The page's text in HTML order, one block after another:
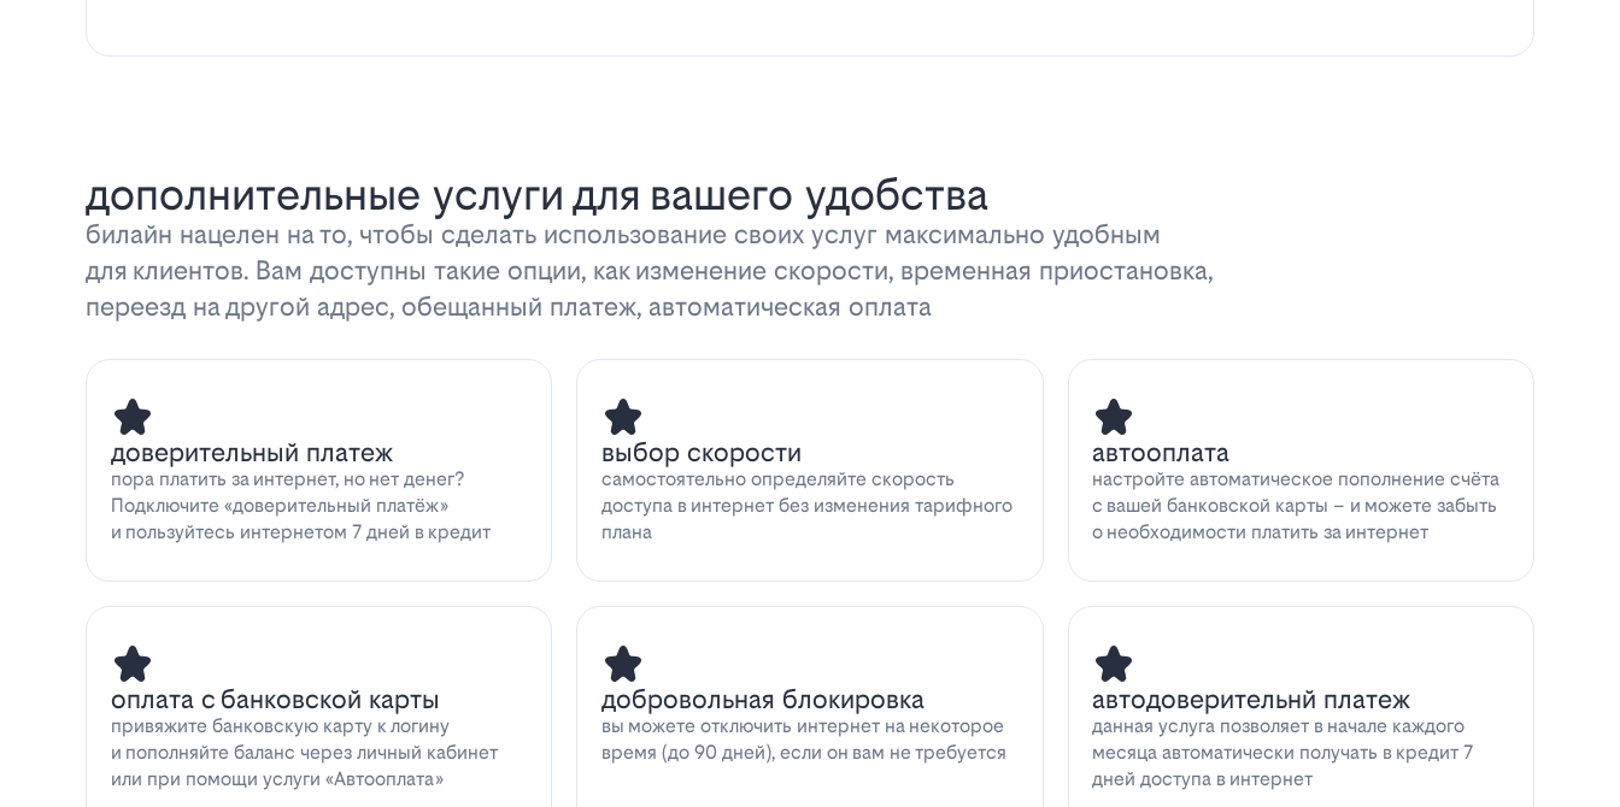
дополнительные услуги для вашего удобства
билайн нацелен на то, чтобы сделать использование своих услуг максимально удобным
для клиентов. Вам доступны такие опции, как изменение скорости, временная приостановка,
переезд на другой адрес, обещанный платеж, автоматическая оплата
доверительный платеж
пора платить за интернет, но нет денег?
Подключите «доверительный платёж»
и пользуйтесь интернетом 7 дней в кредит
выбор скорости
самостоятельно определяйте скорость
доступа в интернет без изменения тарифного
плана
автооплата
настройте автоматическое пополнение счёта
с вашей банковской карты – и можете забыть
о необходимости платить за интернет
оплата с банковской карты
привяжите банковскую карту к логину
и пополняйте баланс через личный кабинет
или при помощи услуги «Автооплата»
добровольная блокировка
вы можете отключить интернет на некоторое
время (до 90 дней), если он вам не требуется
автодоверительнй платеж
данная услуга позволяет в начале каждого
месяца автоматически получать в кредит 7
дней доступа в интернет